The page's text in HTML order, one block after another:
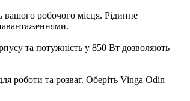
вашого робочого місця. Рідинне
та потужність у 850 Вт дозволяють
роботи та розваг. Оберіть Vinga Odin